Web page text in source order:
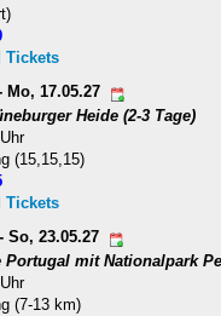
Tickets
Mo, 17.05.27
Heide (2-3 Tage)
(15,15,15)
Tickets
So, 23.05.27
mit Nationalpark
(7-13 km)